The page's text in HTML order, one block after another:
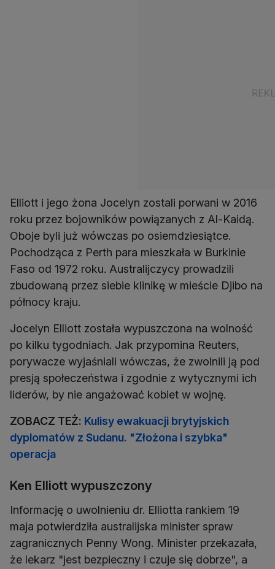
Elliott i jego żona Jocelyn zostali porwani w 2016
roku przez bojowników powiązanych z Al-Kaidą.
Oboje byli już wówczas po osiemdziesiątce.
Pochodząca z Perth para mieszkała w Burkinie
Faso od 1972 roku. Australijczycy prowadzili
zbudowaną przez siebie klinikę w mieście Djibo na
północy kraju.
Jocelyn Elliott została wypuszczona na wolność
po kilku tygodniach. Jak przypomina Reuters,
porywacze wyjaśniali wówczas, że zwolnili ją pod
presją społeczeństwa i zgodnie z wytycznymi ich
liderów, by nie angażować kobiet w wojnę.
ZOBACZ TEŻ: Kulisy ewakuacji brytyjskich
dyplomatów z Sudanu. "Złożona i szybka"
operacja
Ken Elliott wypuszczony
Informację o uwolnieniu dr. Elliotta rankiem 19
maja potwierdziła australijska minister spraw
zagranicznych Penny Wong. Minister przekazała,
że lekarz "jest bezpieczny i czuje się dobrze", a